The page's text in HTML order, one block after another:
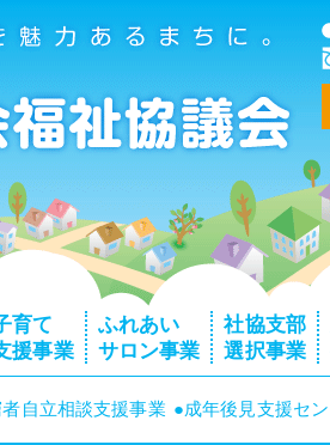
トッ
育て
援事業
ふれあい
サロン事業
社協支部
選択事業
自立相談支援事業 ●成年後見支援セ